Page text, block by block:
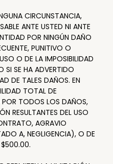
CIRCUNSTANCIA,
ANTE USTED NI ANTE
POR NINGÚN DAÑO
PUNITIVO O
O DE LA IMPOSIBILIDAD
SI SE HA ADVERTIDO
DE TALES DAÑOS. EN
TOTAL DE
TODOS LOS DAÑOS,
RESULTANTES DEL USO
AGRAVIO
A, NEGLIGENCIA), O DE
$500.00.